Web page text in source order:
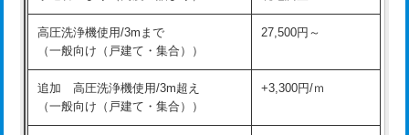
追加人工 16,500円
廃棄・処分 現場見積
※給水管工事は20mmまでの価格です。
持込商品取付（混合水栓）
持込商品取付（浄水器・分岐水栓） 16,500円
高圧洗浄機使用/3mまで
（一般向け（戸建て・集合））
27,500円～
追加 高圧洗浄機使用/3m超え
（一般向け（戸建て・集合））
+3,300円/ｍ